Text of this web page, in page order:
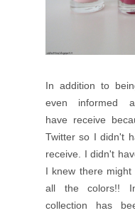
In addition to
even informed
have receive
Twitter so I didn't
receive. I didn't
I knew there
all the colors!!
collection has